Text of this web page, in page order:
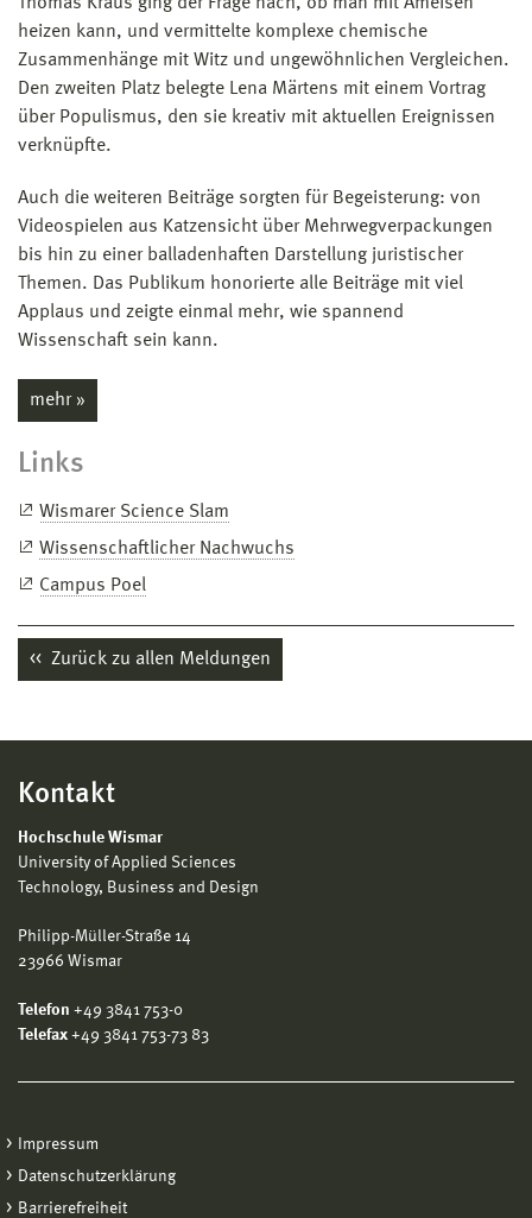
heizen kann, und vermittelte komplexe chemische
Zusammenhänge mit Witz und ungewöhnlichen Vergleichen.
Den zweiten Platz belegte Lena Märtens mit einem Vortrag
über Populismus, den sie kreativ mit aktuellen Ereignissen
verknüpfte.
Auch die weiteren Beiträge sorgten für Begeisterung: von
Videospielen aus Katzensicht über Mehrwegverpackungen
bis hin zu einer balladenhaften Darstellung juristischer
Themen. Das Publikum honorierte alle Beiträge mit viel
Applaus und zeigte einmal mehr, wie spannend
Wissenschaft sein kann.
mehr »
Links
Wismarer Science Slam
Wissenschaftlicher Nachwuchs
Campus Poel
Zurück zu allen Meldungen
Kontakt
Hochschule Wismar
University of Applied Sciences
Technology, Business and Design
Philipp-Müller-Straße 14
23966 Wismar
Telefon +49 3841 753-0
Telefax +49 3841 753-73 83
Impressum
Datenschutzerklärung
Barrierefreiheit